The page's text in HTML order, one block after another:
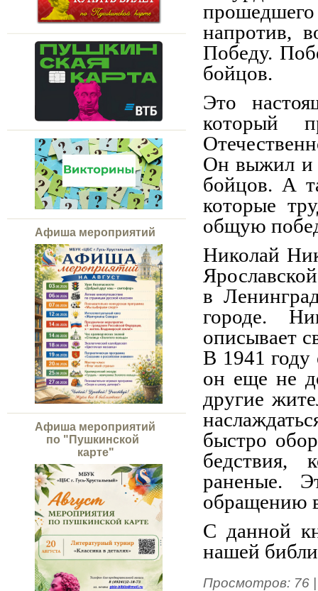
Афиша мероприятий
Афиша мероприятий
по "Пушкинской
карте"
напротив,
Победу.
бойцов.
Это
который
Он выжил и
бойцов. А
которые
общую
Николай
в
городе.
описывает
В 1941 году
он еще не
другие
быстро
бедствия,
раненые.
обращению
С данной
нашей
Просмотров: 76